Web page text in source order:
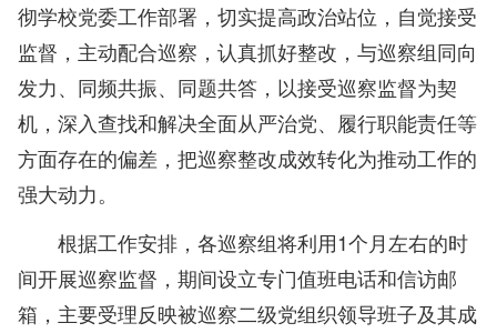
彻学校党委工作部署，切实提高政治站位，自觉接受
监督，主动配合巡察，认真抓好整改，与巡察组同向
发力、同频共振、同题共答，以接受巡察监督为契
机，深入查找和解决全面从严治党、履行职能责任等
方面存在的偏差，把巡察整改成效转化为推动工作的
强大动力。
根据工作安排，各巡察组将利用1个月左右的时
间开展巡察监督，期间设立专门值班电话和信访邮
箱，主要受理反映被巡察二级党组织领导班子及其成